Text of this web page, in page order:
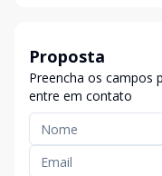
Proposta
Preencha os campos
entre em contato